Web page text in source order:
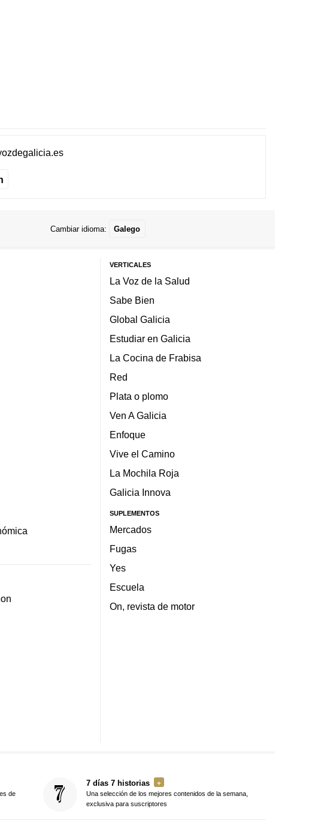
Cambiar idioma: Galego
VERTICALES
La Voz de la Salud
Sabe Bien
Global Galicia
Estudiar en Galicia
La Cocina de Frabisa
Red
Plata o plomo
Ven A Galicia
Enfoque
Vive el Camino
La Mochila Roja
Galicia Innova
SUPLEMENTOS
Mercados
Fugas
Yes
Escuela
On, revista de motor
de
7 días 7 historias
Una selección de los mejores contenidos de la semana,
exclusiva para suscriptores